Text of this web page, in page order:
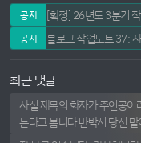
공지 [확정] 26년도 3분기
공지 블로그 작업노트 37:
최근 댓글
사실 제목의 화자가 주인공
는다고 봅니다 반박시 당신 말